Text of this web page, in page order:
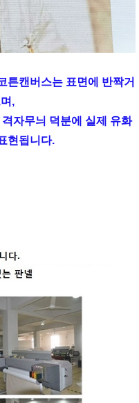
튼캔버스는 표면에 반짝거
,
자무늬 덕분에 실제 유화
현됩니다.